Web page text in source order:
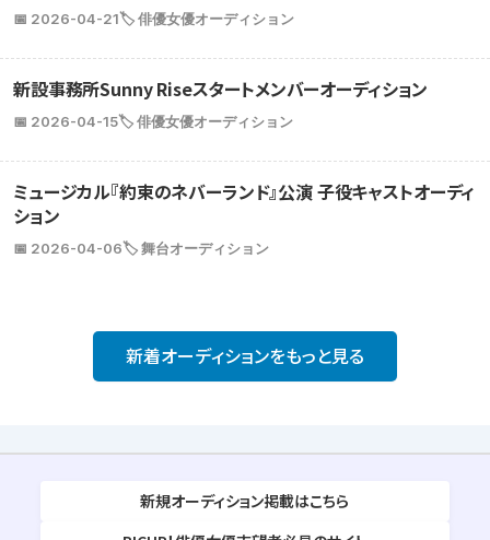
📅 2026-04-21🏷️ 俳優女優オーディション
新設事務所Sunny Riseスタートメンバーオーディション
📅 2026-04-15🏷️ 俳優女優オーディション
ミュージカル『約束のネバーランド』公演 子役キャストオーディ
ション
📅 2026-04-06🏷️ 舞台オーディション
新着オーディションをもっと見る
新規オーディション掲載はこちら